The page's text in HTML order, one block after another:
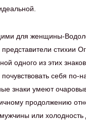
для женщины-
представители стихии
одного из этих
почувствовать себя по-
знаки умеют
продолжению
или холодность